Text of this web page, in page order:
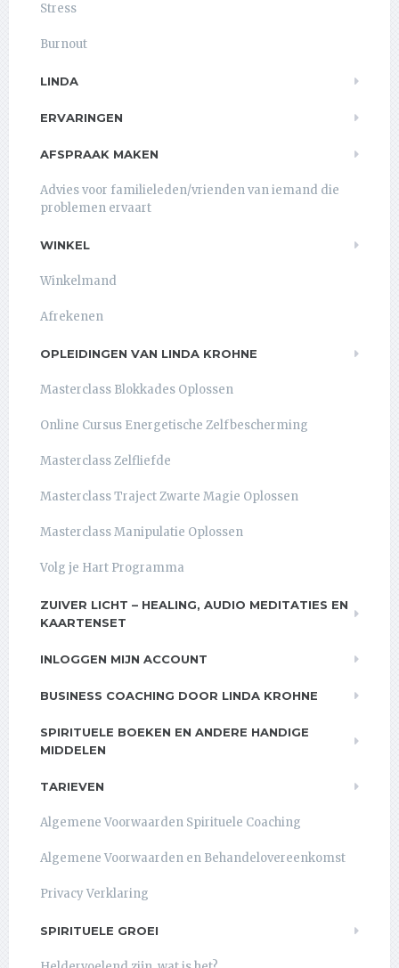
Stress
Burnout
LINDA
ERVARINGEN
AFSPRAAK MAKEN
Advies voor familieleden/vrienden van iemand die
problemen ervaart
WINKEL
Winkelmand
Afrekenen
OPLEIDINGEN VAN LINDA KROHNE
Masterclass Blokkades Oplossen
Online Cursus Energetische Zelfbescherming
Masterclass Zelfliefde
Masterclass Traject Zwarte Magie Oplossen
Masterclass Manipulatie Oplossen
Volg je Hart Programma
ZUIVER LICHT – HEALING, AUDIO MEDITATIES EN
KAARTENSET
INLOGGEN MIJN ACCOUNT
BUSINESS COACHING DOOR LINDA KROHNE
SPIRITUELE BOEKEN EN ANDERE HANDIGE
MIDDELEN
TARIEVEN
Algemene Voorwaarden Spirituele Coaching
Algemene Voorwaarden en Behandelovereenkomst
Privacy Verklaring
SPIRITUELE GROEI